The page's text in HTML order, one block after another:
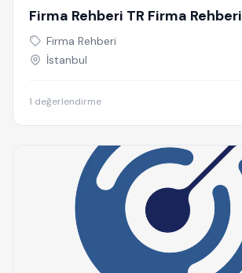
Firma Rehberi TR Firma Rehberi
Firma Rehberi
İstanbul
1 değerlendirme